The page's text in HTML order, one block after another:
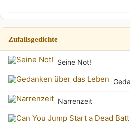
Zufallsgedichte
Seine Not!
Narrenzeit